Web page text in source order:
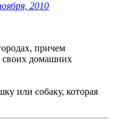
2010
причем
домашних
или собаку, которая